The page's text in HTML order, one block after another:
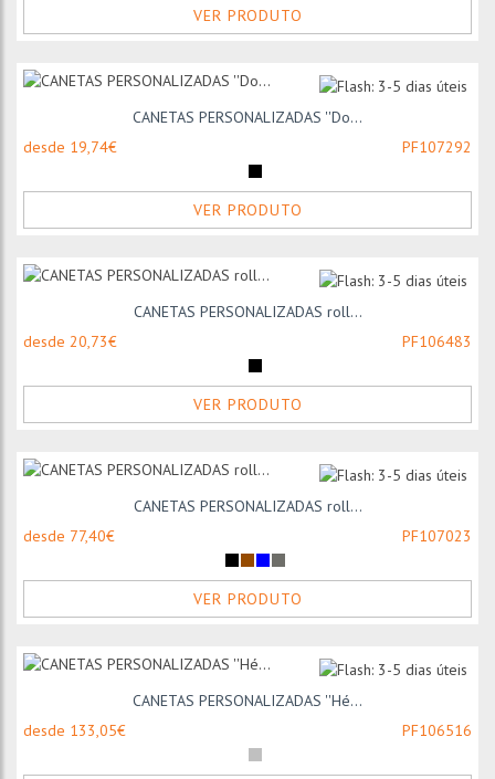
VER PRODUTO
CANETAS PERSONALIZADAS ''Do...
desde 19,74€
PF107292
VER PRODUTO
CANETAS PERSONALIZADAS roll...
desde 20,73€
PF106483
VER PRODUTO
CANETAS PERSONALIZADAS roll...
desde 77,40€
PF107023
VER PRODUTO
CANETAS PERSONALIZADAS ''Hé...
desde 133,05€
PF106516